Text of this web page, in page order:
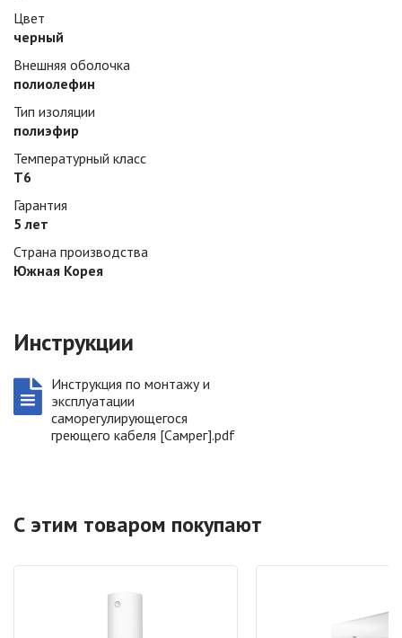
Цвет
черный
Внешняя оболочка
полиолефин
Тип изоляции
полиэфир
Температурный класс
Т6
Гарантия
5 лет
Страна производства
Южная Корея
Инструкции
Инструкция по монтажу и
эксплуатации
саморегулирующегося
греющего кабеля [Самрег].pdf
С этим товаром покупают